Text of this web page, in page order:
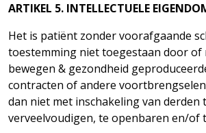
ARTIKEL 5. INTELLECTUELE
Het is patiënt zonder voorafgaande
toestemming niet toegestaan door of
bewegen & gezondheid
contracten of andere
dan niet met inschakeling van derden
verveelvoudigen, te openbaren en/of